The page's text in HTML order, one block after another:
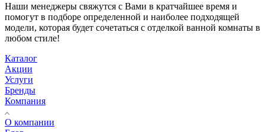
Наши менеджеры свяжутся с Вами в кратчайшее время и
помогут в подборе определенной и наиболее подходящей
модели, которая будет сочетаться с отделкой ванной комнаты в
любом стиле!
Каталог
Акции
Услуги
Бренды
Компания
О компании